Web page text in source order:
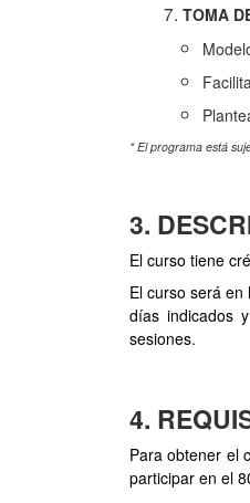
TOMA
* El programa está
3.
El curso tiene
El curso será
días indicados
sesiones.
4.
Para obtener el
participar en el